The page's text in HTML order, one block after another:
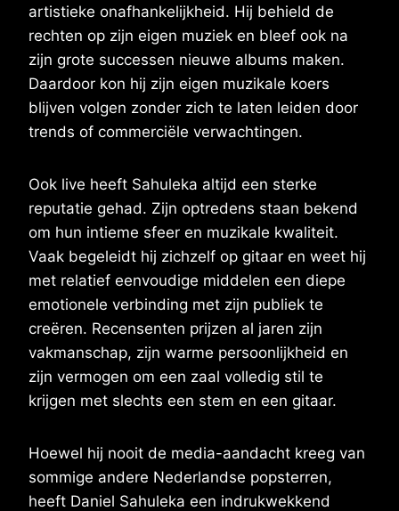
artistieke onafhankelijkheid. Hij behield de
rechten op zijn eigen muziek en bleef ook na
zijn grote successen nieuwe albums maken.
Daardoor kon hij zijn eigen muzikale koers
blijven volgen zonder zich te laten leiden door
trends of commerciële verwachtingen.
Ook live heeft Sahuleka altijd een sterke
reputatie gehad. Zijn optredens staan bekend
om hun intieme sfeer en muzikale kwaliteit.
Vaak begeleidt hij zichzelf op gitaar en weet hij
met relatief eenvoudige middelen een diepe
emotionele verbinding met zijn publiek te
creëren. Recensenten prijzen al jaren zijn
vakmanschap, zijn warme persoonlijkheid en
zijn vermogen om een zaal volledig stil te
krijgen met slechts een stem en een gitaar.
Hoewel hij nooit de media-aandacht kreeg van
sommige andere Nederlandse popsterren,
heeft Daniel Sahuleka een indrukwekkend